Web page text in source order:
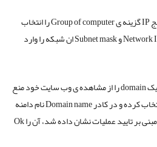
برای تعیین عدم دسترسی یک رنج IP گزینه ی Group of computer را انتخاب
کرده و در کادرهای تعیین شده، Network ID و Subnet mask ان شبکه را وارد
اگر بخواهیم تمامی کامپیوترهای یک domain را از مشاهده ی وب سایت خود منع
کنیم، گزینه ی Domain name را انتخاب کرده و در کادر Domain name نام دامنه
ی خود را تعیین می کنیم. اگر پیغام مبنی بر تایید عملیات نشان داده شد، آن را Ok